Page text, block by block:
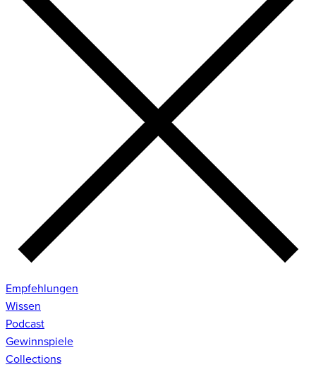
Empfehlungen
Wissen
Podcast
Gewinnspiele
Collections